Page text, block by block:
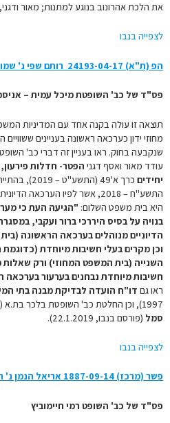
את הלכת אהרונוב בנוגע למתנות; מאור ודגני, עמ'
לצפייה בנבו
הפ (ת"א) 24193-04-17‏ ‏ רותם שפי נ' שמואל (שמוליק) נויפלד 24/3/2019
פס"ד של כב' השופטת מיכל עמית –
תוצאה זו עולה בקנה אחד עם המדיניות
מחוזי ידון כערכאה ראשונה בעניינים
שנקבעה בחוק. ראו בעניין זה דברי כב'
עודד מאור ואסף דגני הפטר- חדלות
יחידים
כרך א'49
התשע"ח – 2018, אשר לפיו הערכאה
היא בית משפט השלום: "הגיעה העת כי
בנויה על בסיס היררכי ברור ועקבי,
הדיוניים מנוהלים בערכאה הראשונה
וכןמקרים בעלי חשיבות מיוחדת (כדוגמת
השנייה (בית המשפט המחוזי) ורק שאלות
חשיבות מיוחדת נבחנים בערעור
ראו גם דו"ח הועדה לבדיקת מבנה בתי
1997), וכן החלטת כב' השופטת בלכר בת.א (ת"א) 2834-05-18
סמל (פורסם בנבו, 22.1.2019).
לצפייה בנבו
פשר (מרכז) 1887-09-14‏ אריאל הנמן נ' חן הנמן 05/08/2020
פס"ד של כב' השופט רמי חיימוביץ